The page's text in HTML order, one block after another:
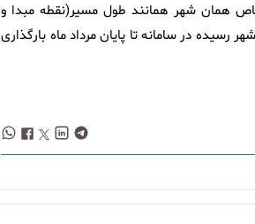
همان شهر همانند طول مسیر(نقطه مبدا و
در سامانه تا پایان مرداد ماه بارگذاری